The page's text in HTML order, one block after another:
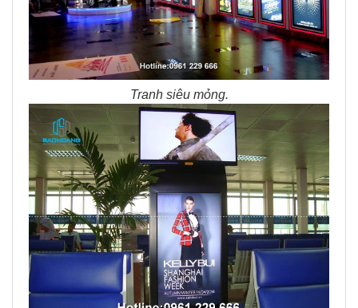
Tranh siêu mỏng.